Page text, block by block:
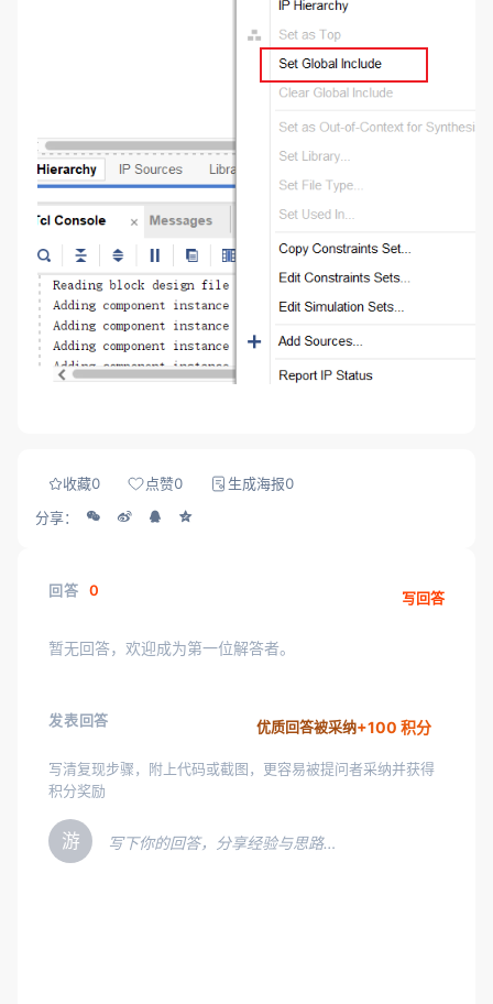
收藏0 点赞0 生成海报0
分享：
回答 0 写回答
暂无回答，欢迎成为第一位解答者。
发表回答 优质回答被采纳+100 积分
写清复现步骤，附上代码或截图，更容易被提问者采纳并获得
积分奖励
游 写下你的回答，分享经验与思路…